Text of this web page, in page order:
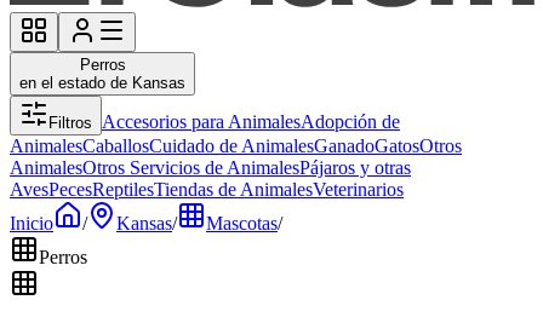
Perros
en el estado de Kansas
Filtros Accesorios para AnimalesAdopción de
AnimalesCaballosCuidado de AnimalesGanadoGatosOtros
AnimalesOtros Servicios de AnimalesPájaros y otras
AvesPecesReptilesTiendas de AnimalesVeterinarios
Inicio
/ Kansas/ Mascotas/
Perros